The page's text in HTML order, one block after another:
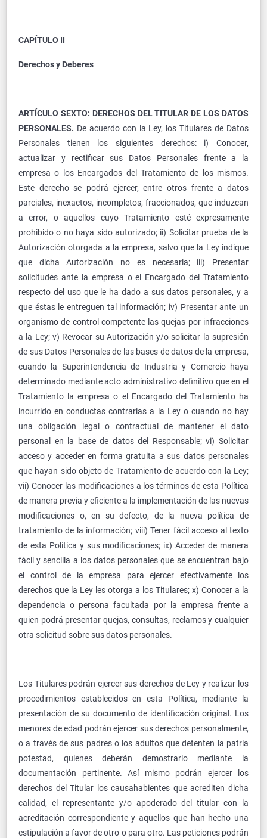
CAPÍTULO II
Derechos y Deberes
ARTÍCULO SEXTO: DERECHOS DEL TITULAR DE LOS DATOS
PERSONALES. De acuerdo con la Ley, los Titulares de Datos
Personales tienen los siguientes derechos: i) Conocer,
actualizar y rectificar sus Datos Personales frente a la
empresa o los Encargados del Tratamiento de los mismos.
Este derecho se podrá ejercer, entre otros frente a datos
parciales, inexactos, incompletos, fraccionados, que induzcan
a error, o aquellos cuyo Tratamiento esté expresamente
prohibido o no haya sido autorizado; ii) Solicitar prueba de la
Autorización otorgada a la empresa, salvo que la Ley indique
que dicha Autorización no es necesaria; iii) Presentar
solicitudes ante la empresa o el Encargado del Tratamiento
respecto del uso que le ha dado a sus datos personales, y a
que éstas le entreguen tal información; iv) Presentar ante un
organismo de control competente las quejas por infracciones
a la Ley; v) Revocar su Autorización y/o solicitar la supresión
de sus Datos Personales de las bases de datos de la empresa,
cuando la Superintendencia de Industria y Comercio haya
determinado mediante acto administrativo definitivo que en el
Tratamiento la empresa o el Encargado del Tratamiento ha
incurrido en conductas contrarias a la Ley o cuando no hay
una obligación legal o contractual de mantener el dato
personal en la base de datos del Responsable; vi) Solicitar
acceso y acceder en forma gratuita a sus datos personales
que hayan sido objeto de Tratamiento de acuerdo con la Ley;
vii) Conocer las modificaciones a los términos de esta Política
de manera previa y eficiente a la implementación de las nuevas
modificaciones o, en su defecto, de la nueva política de
tratamiento de la información; viii) Tener fácil acceso al texto
de esta Política y sus modificaciones; ix) Acceder de manera
fácil y sencilla a los datos personales que se encuentran bajo
el control de la empresa para ejercer efectivamente los
derechos que la Ley les otorga a los Titulares; x) Conocer a la
dependencia o persona facultada por la empresa frente a
quien podrá presentar quejas, consultas, reclamos y cualquier
otra solicitud sobre sus datos personales.
Los Titulares podrán ejercer sus derechos de Ley y realizar los
procedimientos establecidos en esta Política, mediante la
presentación de su documento de identificación original. Los
menores de edad podrán ejercer sus derechos personalmente,
o a través de sus padres o los adultos que detenten la patria
potestad, quienes deberán demostrarlo mediante la
documentación pertinente. Así mismo podrán ejercer los
derechos del Titular los causahabientes que acrediten dicha
calidad, el representante y/o apoderado del titular con la
acreditación correspondiente y aquellos que han hecho una
estipulación a favor de otro o para otro. Las peticiones podrán